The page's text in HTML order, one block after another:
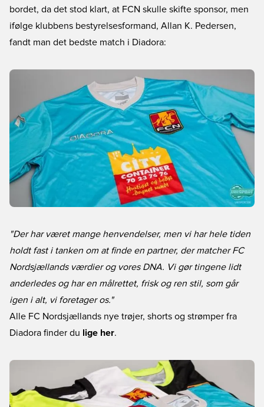
bordet, da det stod klart, at FCN skulle skifte sponsor, men
ifølge klubbens bestyrelsesformand, Allan K. Pedersen,
fandt man det bedste match i Diadora:
"Der har været mange henvendelser, men vi har hele tiden
holdt fast i tanken om at finde en partner, der matcher FC
Nordsjællands værdier og vores DNA. Vi gør tingene lidt
anderledes og har en målrettet, frisk og ren stil, som går
igen i alt, vi foretager os."
Alle FC Nordsjællands nye trøjer, shorts og strømper fra
Diadora finder du
lige her.